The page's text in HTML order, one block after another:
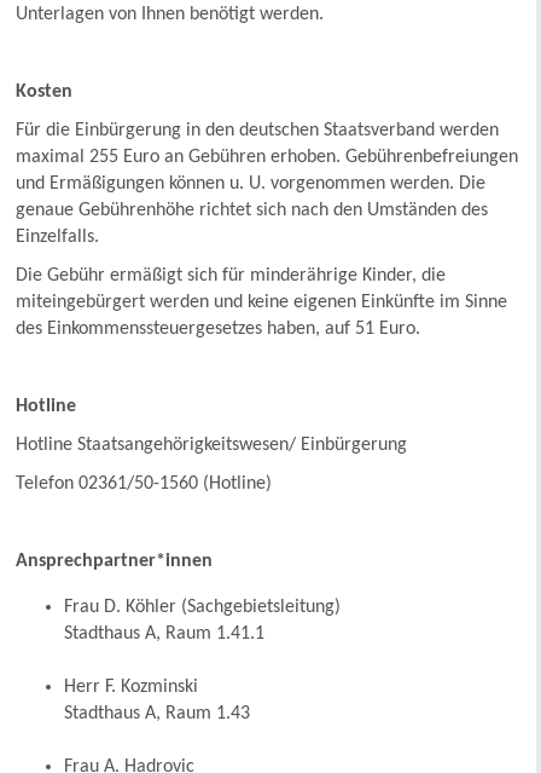
Unterlagen von Ihnen benötigt werden.
Kosten
Für die Einbürgerung in den deutschen Staatsverband werden
maximal 255 Euro an Gebühren erhoben. Gebührenbefreiungen
und Ermäßigungen können u. U. vorgenommen werden. Die
genaue Gebührenhöhe richtet sich nach den Umständen des
Einzelfalls.
Die Gebühr ermäßigt sich für minderährige Kinder, die
miteingebürgert werden und keine eigenen Einkünfte im Sinne
des Einkommenssteuergesetzes haben, auf 51 Euro.
Hotline
Hotline Staatsangehörigkeitswesen/ Einbürgerung
Telefon 02361/50-1560 (Hotline)
Ansprechpartner*innen
Frau D. Köhler (Sachgebietsleitung)
Stadthaus A, Raum 1.41.1
Herr F. Kozminski
Stadthaus A, Raum 1.43
Frau A. Hadrovic